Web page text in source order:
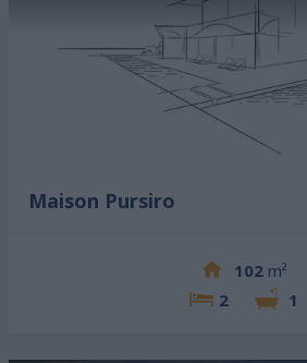
Maison Pursiro
102 m²
2
1